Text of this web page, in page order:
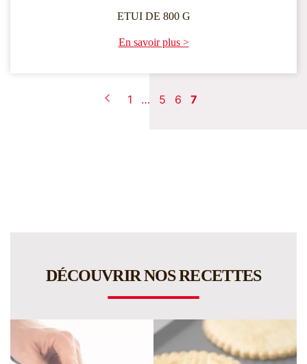
ETUI DE 800 G
En savoir plus >
1 … 5 6 7
DÉCOUVRIR NOS RECETTES